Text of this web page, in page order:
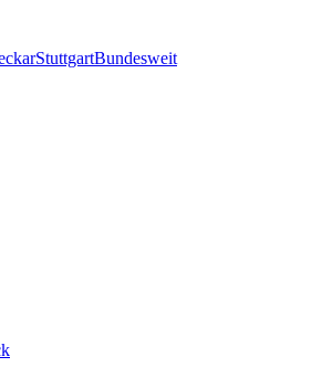
StuttgartBundesweit